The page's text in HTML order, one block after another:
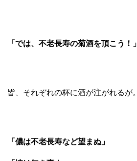
「では、不老長寿の菊酒を頂こう！」
皆、それぞれの杯に酒が注がれるが。
「儂は不老長寿など望まぬ」